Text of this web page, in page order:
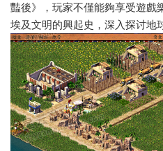
豔後》，玩家不僅能夠享受遊戲
埃及文明的興起史，深入探讨地